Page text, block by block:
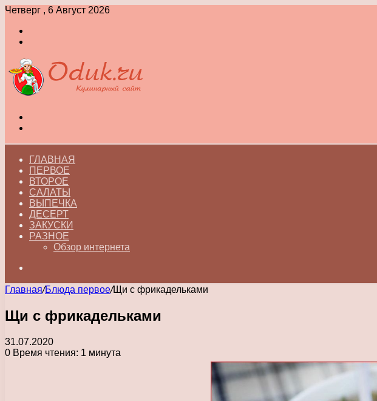
Четверг , 6 Август 2026
ГЛАВНАЯ
ПЕРВОЕ
ВТОРОЕ
САЛАТЫ
ВЫПЕЧКА
ДЕСЕРТ
ЗАКУСКИ
РАЗНОЕ
Обзор интернета
Главная/Блюда первое/Щи с фрикадельками
Щи с фрикадельками
31.07.2020
0 Время чтения: 1 минута